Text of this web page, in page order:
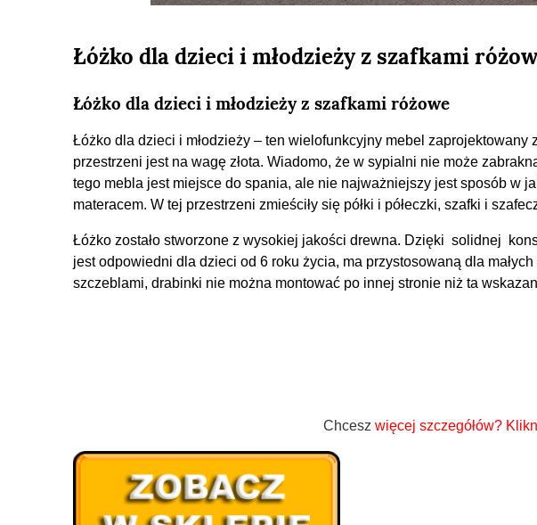
Łóżko dla dzieci i młodzieży z szafkami
Łóżko dla dzieci i młodzieży z szafkami różowe
Łóżko dla dzieci i młodzieży – ten wielofunkcyjny mebel zaprojektowany
przestrzeni jest na wagę złota. Wiadomo, że w sypialni nie może
tego mebla jest miejsce do spania, ale nie najważniejszy jest sposób w
materacem. W tej przestrzeni zmieściły się półki i półeczki, szafki i
Łóżko zostało stworzone z wysokiej jakości drewna. Dzięki solidnej
jest odpowiedni dla dzieci od 6 roku życia, ma przystosowaną dla
szczeblami, drabinki nie można montować po innej stronie niż ta
Chcesz więcej szczegółów?